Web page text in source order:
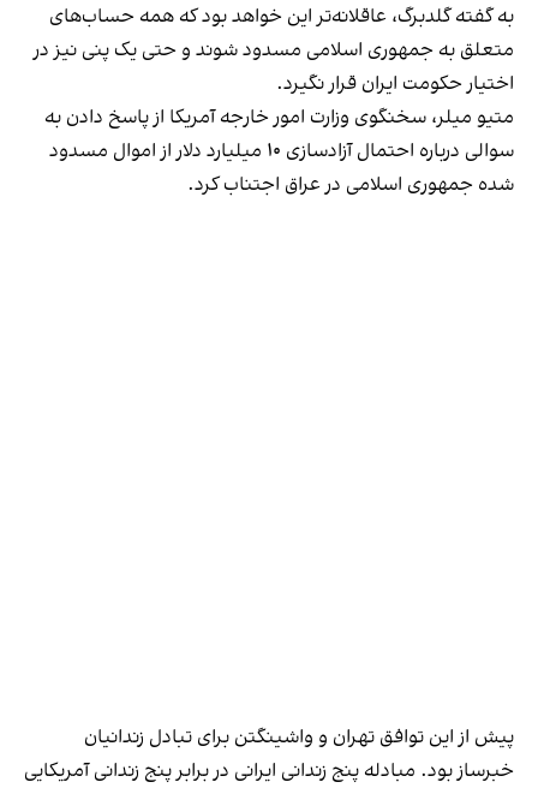
به گفته گلدبرگ، عاقلانه‌تر این خواهد بود که همه حساب‌های
متعلق به جمهوری اسلامی مسدود شوند و حتی یک پنی نیز در
اختیار حکومت ایران قرار نگیرد.
متیو میلر، سخنگوی وزارت امور خارجه آمریکا از پاسخ دادن به
سوالی درباره احتمال آزادسازی ۱۰ میلیارد دلار از اموال مسدود
شده جمهوری اسلامی در عراق اجتناب کرد.
پیش از این توافق تهران و واشینگتن برای تبادل زندانیان
خبرساز بود. مبادله پنج زندانی ایرانی در برابر پنج زندانی آمریکایی